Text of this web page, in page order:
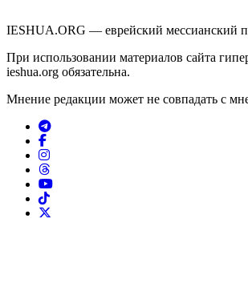
IESHUA.ORG — еврейский мессианский
При использовании материалов сайта
ieshua.org обязательна.
Мнение редакции может не совпадать с